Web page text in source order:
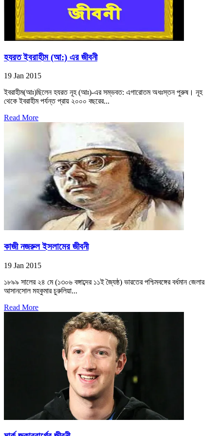
হযরত ইবরাহীম (আ:) এর জীবনী
19 Jan 2015
ইবরাহীম(আঃ)ছিলেন হযরত নূহ (আঃ)-এর সম্ভবত: এগারোতম অধঃস্তন পুরুষ। নূহ
থেকে ইবরাহীম পর্যন্ত প্রায় ২০০০ বছরের...
Read More
কাজী নজরুল ইসলামের জীবনী
19 Jan 2015
১৮৯৯ সালের ২৪ মে (১৩০৬ বঙ্গাব্দের ১১ই জ্যৈষ্ঠ) ভারতের পশ্চিমবঙ্গের বর্ধমান জেলার
আসানসোল মহকুমার চুরুলিয়া...
Read More